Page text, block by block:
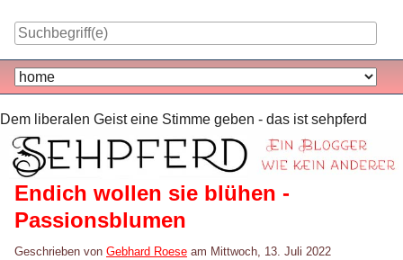
Navigation
Dem liberalen Geist eine Stimme geben - das ist sehpferd
Endich wollen sie blühen -
Passionsblumen
Geschrieben von Gebhard Roese am Mittwoch, 13. Juli 2022